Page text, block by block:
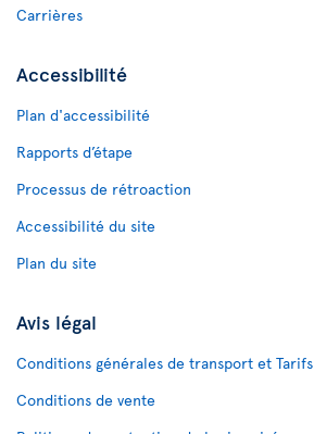
Carrières
Accessibilité
Plan d'accessibilité
Rapports d’étape
Processus de rétroaction
Accessibilité du site
Plan du site
Avis légal
Conditions générales de transport et Tarifs
Conditions de vente